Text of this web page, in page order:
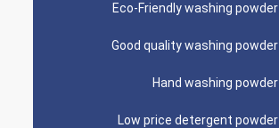
Eco-Friendly washing powder
Good quality washing powder
Hand washing powder
Low price detergent powder